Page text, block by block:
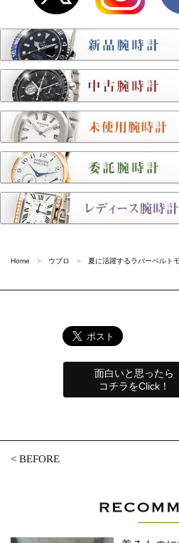
Home ウブロ 夏に活躍するラバーベルト
面白いと思ったら
コチラをClick！
<BEFORE